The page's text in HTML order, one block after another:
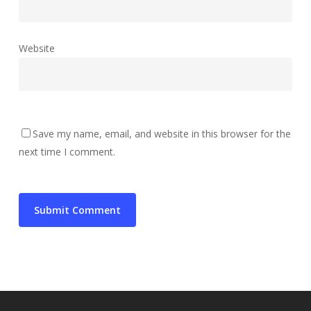
Website
Save my name, email, and website in this browser for the
next time I comment.